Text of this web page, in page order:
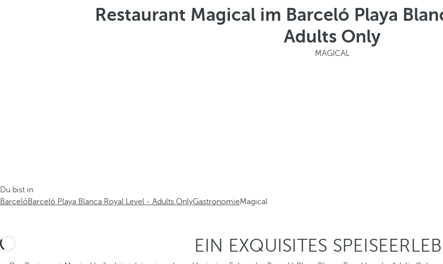
Restaurant Magical im Barceló Playa
Adults Only
MAGICAL
Du bist in
BarcelóBarceló Playa Blanca Royal Level - Adults OnlyGastronomieMagical
EIN EXQUISITES